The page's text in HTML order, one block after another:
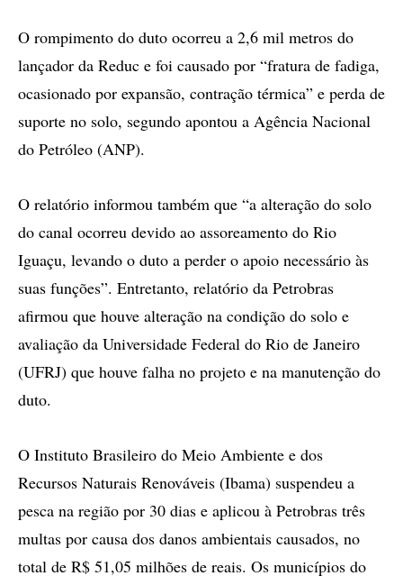
O rompimento do duto ocorreu a 2,6 mil metros do
lançador da Reduc e foi causado por “fratura de fadiga,
ocasionado por expansão, contração térmica” e perda de
suporte no solo, segundo apontou a Agência Nacional
do Petróleo (ANP).
O relatório informou também que “a alteração do solo
do canal ocorreu devido ao assoreamento do Rio
Iguaçu, levando o duto a perder o apoio necessário às
suas funções”. Entretanto, relatório da Petrobras
afirmou que houve alteração na condição do solo e
avaliação da Universidade Federal do Rio de Janeiro
(UFRJ) que houve falha no projeto e na manutenção do
duto.
O Instituto Brasileiro do Meio Ambiente e dos
Recursos Naturais Renováveis (Ibama) suspendeu a
pesca na região por 30 dias e aplicou à Petrobras três
multas por causa dos danos ambientais causados, no
total de R$ 51,05 milhões de reais. Os municípios do